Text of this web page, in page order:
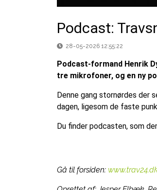
Podcast:
28-05-2026 12:55:22
Podcast-formand Henrik
tre mikrofoner, og en ny
Denne gang stornørdes der
dagen, ligesom de faste
Du finder podcasten, som
Gå til forsiden: